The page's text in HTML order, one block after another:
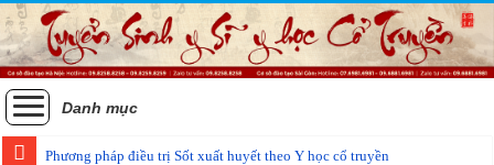
Danh mục
Phương pháp điều trị Sốt xuất huyết theo Y học cổ truyền
Các phương pháp điều trị zona thần kinh bằng Đông y